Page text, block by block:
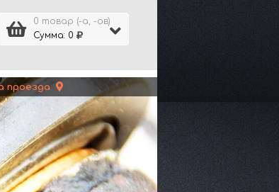
0 товар (-а, -ов)
Сумма: 0
проезда